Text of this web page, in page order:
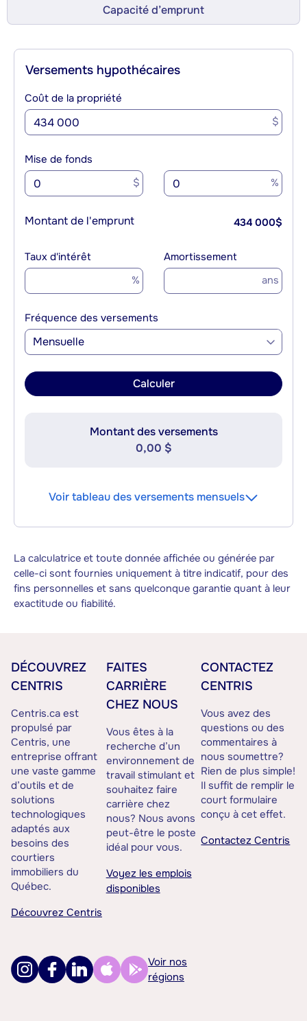
Capacité d’emprunt
Versements hypothécaires
Coût de la propriété
$
Mise de fonds
$ %
Montant de l'emprunt 434 000$
Taux d'intérêt
%
Amortissement
ans
Fréquence des versements
Mensuelle
Calculer
Montant des versements
0,00 $
Voir tableau des versements mensuels
La calculatrice et toute donnée affichée ou générée par
celle-ci sont fournies uniquement à titre indicatif, pour des
fins personnelles et sans quelconque garantie quant à leur
exactitude ou fiabilité.
DÉCOUVREZ
CENTRIS
Centris.ca est
propulsé par
Centris, une
entreprise offrant
une vaste gamme
d’outils et de
solutions
technologiques
adaptés aux
besoins des
courtiers
immobiliers du
Québec.
Découvrez Centris
FAITES
CARRIÈRE
CHEZ NOUS
Vous êtes à la
recherche d’un
environnement de
travail stimulant et
souhaitez faire
carrière chez
nous? Nous avons
peut-être le poste
idéal pour vous.
Voyez les emplois
disponibles
CONTACTEZ
CENTRIS
Vous avez des
questions ou des
commentaires à
nous soumettre?
Rien de plus simple!
Il suffit de remplir le
court formulaire
conçu à cet effet.
Contactez Centris
Voir nos
régions